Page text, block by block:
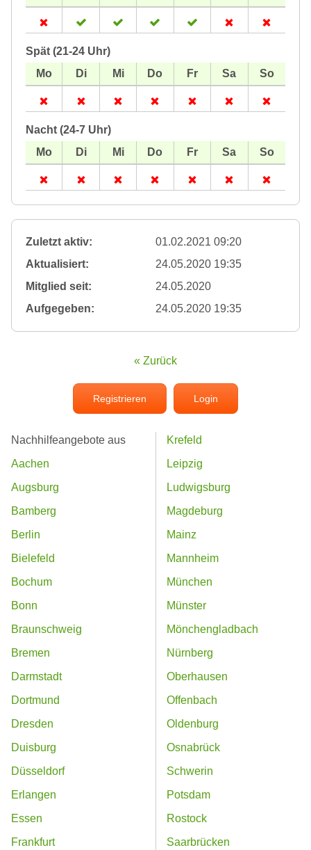
Spät (21-24 Uhr)
Nacht (24-7 Uhr)
Zuletzt aktiv:
01.02.2021 09:20
Aktualisiert:
24.05.2020 19:35
Mitglied seit:
24.05.2020
Aufgegeben:
24.05.2020 19:35
« Zurück
Registrieren Login
Nachhilfeangebote aus
Aachen
Augsburg
Bamberg
Berlin
Bielefeld
Bochum
Bonn
Braunschweig
Bremen
Darmstadt
Dortmund
Dresden
Duisburg
Düsseldorf
Erlangen
Essen
Frankfurt
Krefeld
Leipzig
Ludwigsburg
Magdeburg
Mainz
Mannheim
München
Münster
Mönchengladbach
Nürnberg
Oberhausen
Offenbach
Oldenburg
Osnabrück
Schwerin
Potsdam
Rostock
Saarbrücken